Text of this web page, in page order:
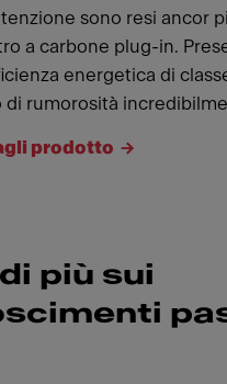
sono resi ancor
a carbone plug-in.
energetica di
di rumorosità
prodotto
più sui